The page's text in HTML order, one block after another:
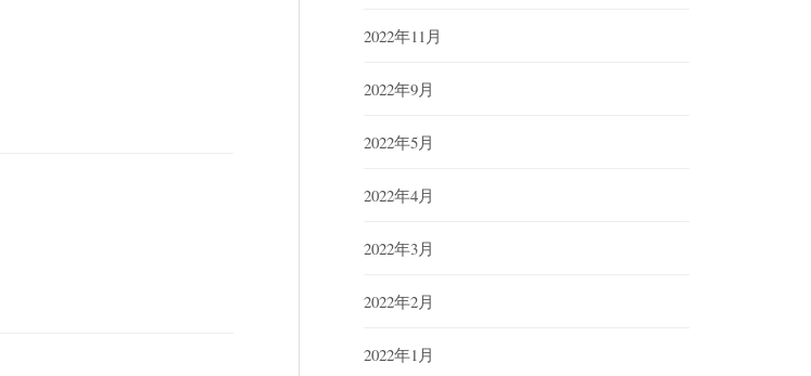
2022年11月
2022年9月
2022年5月
2022年4月
2022年3月
2022年2月
2022年1月